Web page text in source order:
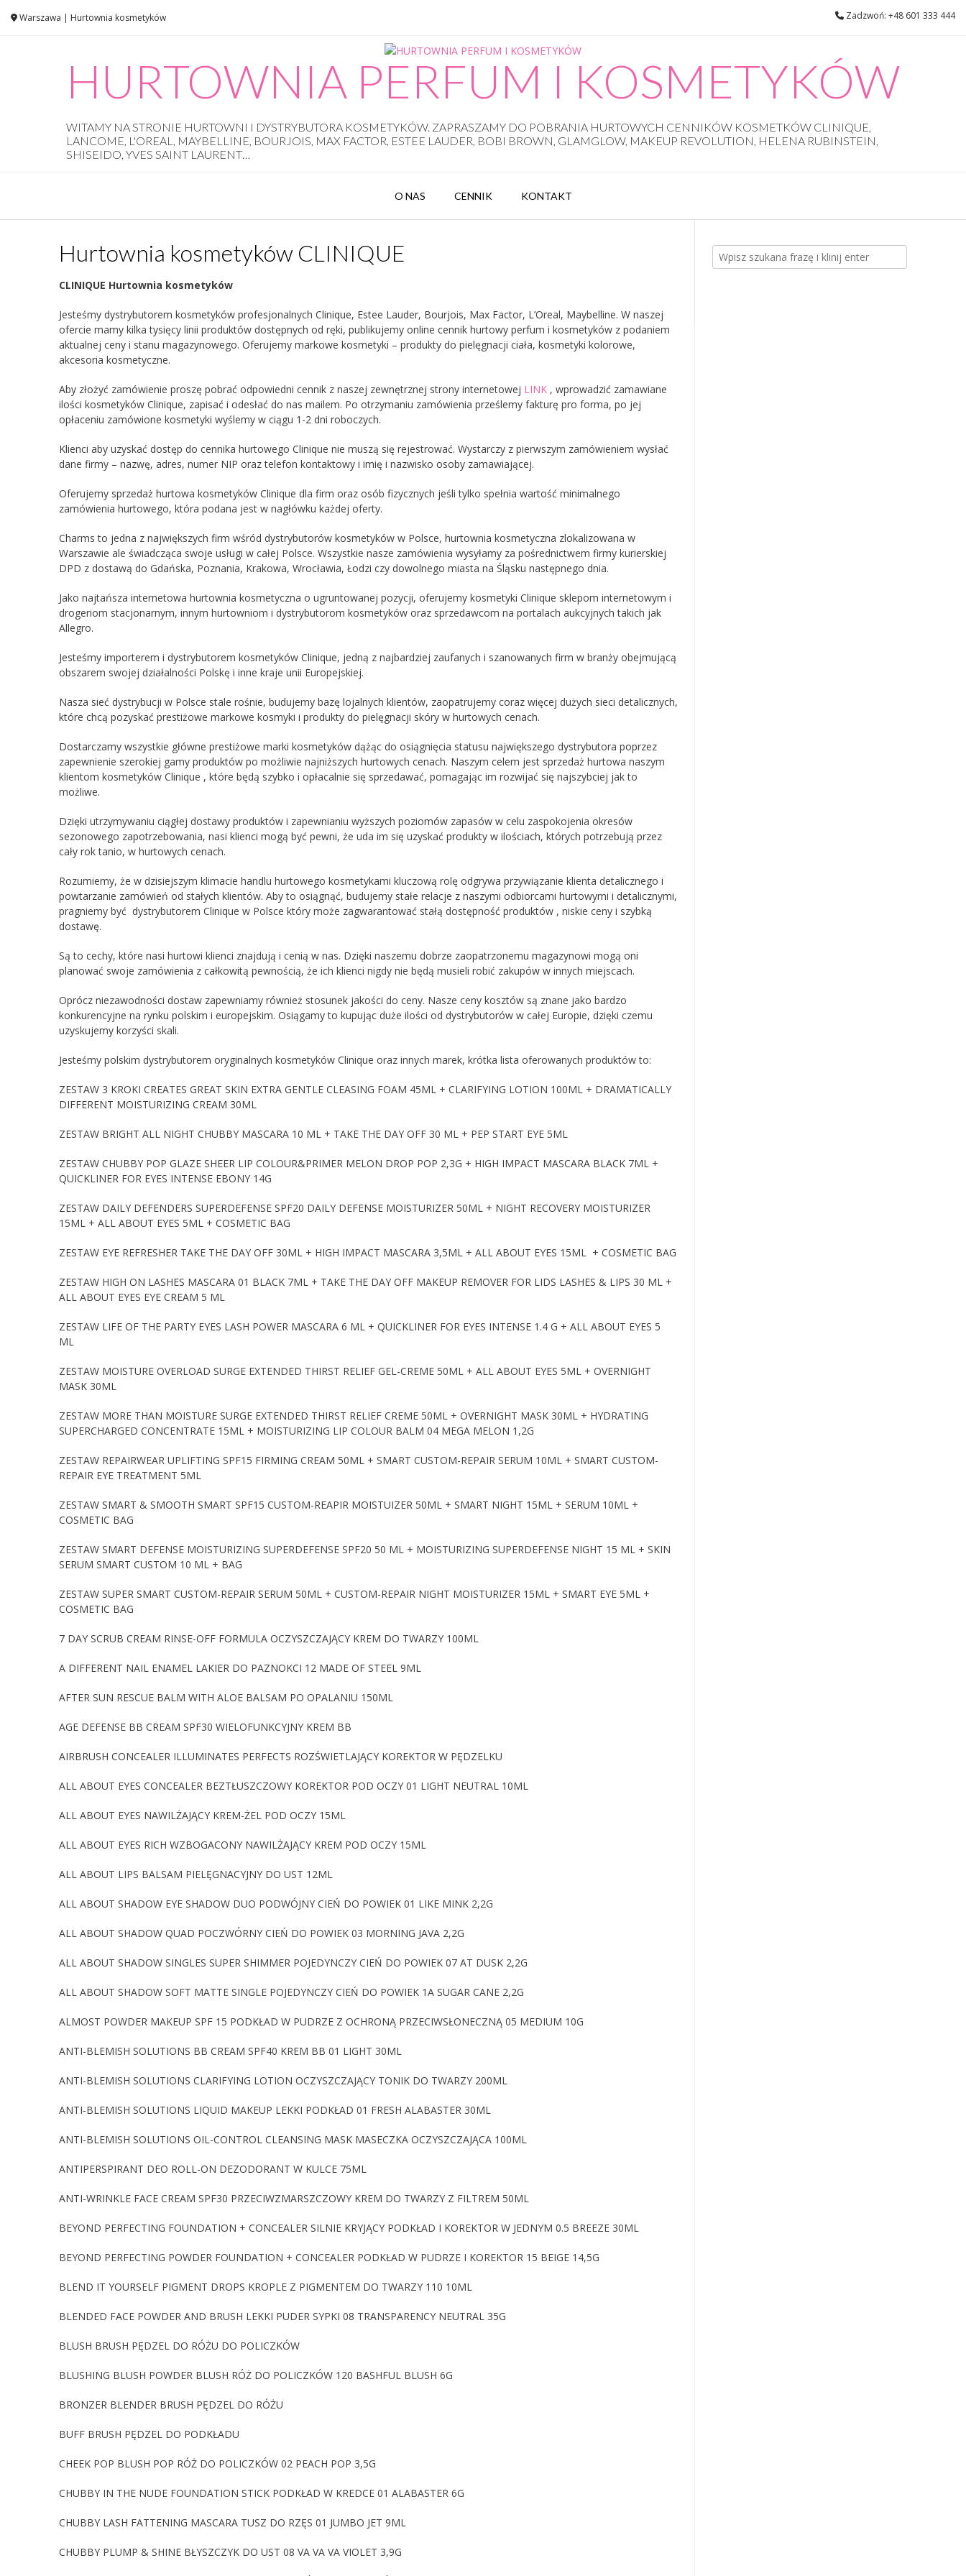
Warszawa | Hurtownia kosmetyków Zadzwoń: +48 601 333 444
HURTOWNIA PERFUM I KOSMETYKÓW
WITAMY NA STRONIE HURTOWNI I DYSTRYBUTORA KOSMETYKÓW. ZAPRASZAMY DO POBRANIA HURTOWYCH CENNIKÓW KOSMETKÓW CLINIQUE,
LANCOME, L'OREAL, MAYBELLINE, BOURJOIS, MAX FACTOR, ESTEE LAUDER, BOBI BROWN, GLAMGLOW, MAKEUP REVOLUTION, HELENA RUBINSTEIN,
SHISEIDO, YVES SAINT LAURENT…
O NAS CENNIK KONTAKT
Hurtownia kosmetyków CLINIQUE
CLINIQUE Hurtownia kosmetyków
Jesteśmy dystrybutorem kosmetyków profesjonalnych Clinique, Estee Lauder, Bourjois, Max Factor, L’Oreal, Maybelline. W naszej
ofercie mamy kilka tysięcy linii produktów dostępnych od ręki, publikujemy online cennik hurtowy perfum i kosmetyków z podaniem
aktualnej ceny i stanu magazynowego. Oferujemy markowe kosmetyki – produkty do pielęgnacji ciała, kosmetyki kolorowe,
akcesoria kosmetyczne.
Aby złożyć zamówienie proszę pobrać odpowiedni cennik z naszej zewnętrznej strony internetowej LINK , wprowadzić zamawiane
ilości kosmetyków Clinique, zapisać i odesłać do nas mailem. Po otrzymaniu zamówienia prześlemy fakturę pro forma, po jej
opłaceniu zamówione kosmetyki wyślemy w ciągu 1-2 dni roboczych.
Klienci aby uzyskać dostęp do cennika hurtowego Clinique nie muszą się rejestrować. Wystarczy z pierwszym zamówieniem wysłać
dane firmy – nazwę, adres, numer NIP oraz telefon kontaktowy i imię i nazwisko osoby zamawiającej.
Oferujemy sprzedaż hurtowa kosmetyków Clinique dla firm oraz osób fizycznych jeśli tylko spełnia wartość minimalnego
zamówienia hurtowego, która podana jest w nagłówku każdej oferty.
Charms to jedna z największych firm wśród dystrybutorów kosmetyków w Polsce, hurtownia kosmetyczna zlokalizowana w
Warszawie ale świadcząca swoje usługi w całej Polsce. Wszystkie nasze zamówienia wysyłamy za pośrednictwem firmy kurierskiej
DPD z dostawą do Gdańska, Poznania, Krakowa, Wrocławia, Łodzi czy dowolnego miasta na Śląsku następnego dnia.
Jako najtańsza internetowa hurtownia kosmetyczna o ugruntowanej pozycji, oferujemy kosmetyki Clinique sklepom internetowym i
drogeriom stacjonarnym, innym hurtowniom i dystrybutorom kosmetyków oraz sprzedawcom na portalach aukcyjnych takich jak
Allegro.
Jesteśmy importerem i dystrybutorem kosmetyków Clinique, jedną z najbardziej zaufanych i szanowanych firm w branży obejmującą
obszarem swojej działalności Polskę i inne kraje unii Europejskiej.
Nasza sieć dystrybucji w Polsce stale rośnie, budujemy bazę lojalnych klientów, zaopatrujemy coraz więcej dużych sieci detalicznych,
które chcą pozyskać prestiżowe markowe kosmyki i produkty do pielęgnacji skóry w hurtowych cenach.
Dostarczamy wszystkie główne prestiżowe marki kosmetyków dążąc do osiągnięcia statusu największego dystrybutora poprzez
zapewnienie szerokiej gamy produktów po możliwie najniższych hurtowych cenach. Naszym celem jest sprzedaż hurtowa naszym
klientom kosmetyków Clinique , które będą szybko i opłacalnie się sprzedawać, pomagając im rozwijać się najszybciej jak to
możliwe.
Dzięki utrzymywaniu ciągłej dostawy produktów i zapewnianiu wyższych poziomów zapasów w celu zaspokojenia okresów
sezonowego zapotrzebowania, nasi klienci mogą być pewni, że uda im się uzyskać produkty w ilościach, których potrzebują przez
cały rok tanio, w hurtowych cenach.
Rozumiemy, że w dzisiejszym klimacie handlu hurtowego kosmetykami kluczową rolę odgrywa przywiązanie klienta detalicznego i
powtarzanie zamówień od stałych klientów. Aby to osiągnąć, budujemy stałe relacje z naszymi odbiorcami hurtowymi i detalicznymi,
pragniemy być dystrybutorem Clinique w Polsce który może zagwarantować stałą dostępność produktów , niskie ceny i szybką
dostawę.
Są to cechy, które nasi hurtowi klienci znajdują i cenią w nas. Dzięki naszemu dobrze zaopatrzonemu magazynowi mogą oni
planować swoje zamówienia z całkowitą pewnością, że ich klienci nigdy nie będą musieli robić zakupów w innych miejscach.
Oprócz niezawodności dostaw zapewniamy również stosunek jakości do ceny. Nasze ceny kosztów są znane jako bardzo
konkurencyjne na rynku polskim i europejskim. Osiągamy to kupując duże ilości od dystrybutorów w całej Europie, dzięki czemu
uzyskujemy korzyści skali.
Jesteśmy polskim dystrybutorem oryginalnych kosmetyków Clinique oraz innych marek, krótka lista oferowanych produktów to:
ZESTAW 3 KROKI CREATES GREAT SKIN EXTRA GENTLE CLEASING FOAM 45ML + CLARIFYING LOTION 100ML + DRAMATICALLY
DIFFERENT MOISTURIZING CREAM 30ML
ZESTAW BRIGHT ALL NIGHT CHUBBY MASCARA 10 ML + TAKE THE DAY OFF 30 ML + PEP START EYE 5ML
ZESTAW CHUBBY POP GLAZE SHEER LIP COLOUR&PRIMER MELON DROP POP 2,3G + HIGH IMPACT MASCARA BLACK 7ML +
QUICKLINER FOR EYES INTENSE EBONY 14G
ZESTAW DAILY DEFENDERS SUPERDEFENSE SPF20 DAILY DEFENSE MOISTURIZER 50ML + NIGHT RECOVERY MOISTURIZER
15ML + ALL ABOUT EYES 5ML + COSMETIC BAG
ZESTAW EYE REFRESHER TAKE THE DAY OFF 30ML + HIGH IMPACT MASCARA 3,5ML + ALL ABOUT EYES 15ML + COSMETIC BAG
ZESTAW HIGH ON LASHES MASCARA 01 BLACK 7ML + TAKE THE DAY OFF MAKEUP REMOVER FOR LIDS LASHES & LIPS 30 ML +
ALL ABOUT EYES EYE CREAM 5 ML
ZESTAW LIFE OF THE PARTY EYES LASH POWER MASCARA 6 ML + QUICKLINER FOR EYES INTENSE 1.4 G + ALL ABOUT EYES 5
ML
ZESTAW MOISTURE OVERLOAD SURGE EXTENDED THIRST RELIEF GEL-CREME 50ML + ALL ABOUT EYES 5ML + OVERNIGHT
MASK 30ML
ZESTAW MORE THAN MOISTURE SURGE EXTENDED THIRST RELIEF CREME 50ML + OVERNIGHT MASK 30ML + HYDRATING
SUPERCHARGED CONCENTRATE 15ML + MOISTURIZING LIP COLOUR BALM 04 MEGA MELON 1,2G
ZESTAW REPAIRWEAR UPLIFTING SPF15 FIRMING CREAM 50ML + SMART CUSTOM-REPAIR SERUM 10ML + SMART CUSTOM-
REPAIR EYE TREATMENT 5ML
ZESTAW SMART & SMOOTH SMART SPF15 CUSTOM-REAPIR MOISTUIZER 50ML + SMART NIGHT 15ML + SERUM 10ML +
COSMETIC BAG
ZESTAW SMART DEFENSE MOISTURIZING SUPERDEFENSE SPF20 50 ML + MOISTURIZING SUPERDEFENSE NIGHT 15 ML + SKIN
SERUM SMART CUSTOM 10 ML + BAG
ZESTAW SUPER SMART CUSTOM-REPAIR SERUM 50ML + CUSTOM-REPAIR NIGHT MOISTURIZER 15ML + SMART EYE 5ML +
COSMETIC BAG
7 DAY SCRUB CREAM RINSE-OFF FORMULA OCZYSZCZAJĄCY KREM DO TWARZY 100ML
A DIFFERENT NAIL ENAMEL LAKIER DO PAZNOKCI 12 MADE OF STEEL 9ML
AFTER SUN RESCUE BALM WITH ALOE BALSAM PO OPALANIU 150ML
AGE DEFENSE BB CREAM SPF30 WIELOFUNKCYJNY KREM BB
AIRBRUSH CONCEALER ILLUMINATES PERFECTS ROZŚWIETLAJĄCY KOREKTOR W PĘDZELKU
ALL ABOUT EYES CONCEALER BEZTŁUSZCZOWY KOREKTOR POD OCZY 01 LIGHT NEUTRAL 10ML
ALL ABOUT EYES NAWILŻAJĄCY KREM-ŻEL POD OCZY 15ML
ALL ABOUT EYES RICH WZBOGACONY NAWILŻAJĄCY KREM POD OCZY 15ML
ALL ABOUT LIPS BALSAM PIELĘGNACYJNY DO UST 12ML
ALL ABOUT SHADOW EYE SHADOW DUO PODWÓJNY CIEŃ DO POWIEK 01 LIKE MINK 2,2G
ALL ABOUT SHADOW QUAD POCZWÓRNY CIEŃ DO POWIEK 03 MORNING JAVA 2,2G
ALL ABOUT SHADOW SINGLES SUPER SHIMMER POJEDYNCZY CIEŃ DO POWIEK 07 AT DUSK 2,2G
ALL ABOUT SHADOW SOFT MATTE SINGLE POJEDYNCZY CIEŃ DO POWIEK 1A SUGAR CANE 2,2G
ALMOST POWDER MAKEUP SPF 15 PODKŁAD W PUDRZE Z OCHRONĄ PRZECIWSŁONECZNĄ 05 MEDIUM 10G
ANTI-BLEMISH SOLUTIONS BB CREAM SPF40 KREM BB 01 LIGHT 30ML
ANTI-BLEMISH SOLUTIONS CLARIFYING LOTION OCZYSZCZAJĄCY TONIK DO TWARZY 200ML
ANTI-BLEMISH SOLUTIONS LIQUID MAKEUP LEKKI PODKŁAD 01 FRESH ALABASTER 30ML
ANTI-BLEMISH SOLUTIONS OIL-CONTROL CLEANSING MASK MASECZKA OCZYSZCZAJĄCA 100ML
ANTIPERSPIRANT DEO ROLL-ON DEZODORANT W KULCE 75ML
ANTI-WRINKLE FACE CREAM SPF30 PRZECIWZMARSZCZOWY KREM DO TWARZY Z FILTREM 50ML
BEYOND PERFECTING FOUNDATION + CONCEALER SILNIE KRYJĄCY PODKŁAD I KOREKTOR W JEDNYM 0.5 BREEZE 30ML
BEYOND PERFECTING POWDER FOUNDATION + CONCEALER PODKŁAD W PUDRZE I KOREKTOR 15 BEIGE 14,5G
BLEND IT YOURSELF PIGMENT DROPS KROPLE Z PIGMENTEM DO TWARZY 110 10ML
BLENDED FACE POWDER AND BRUSH LEKKI PUDER SYPKI 08 TRANSPARENCY NEUTRAL 35G
BLUSH BRUSH PĘDZEL DO RÓŻU DO POLICZKÓW
BLUSHING BLUSH POWDER BLUSH RÓŻ DO POLICZKÓW 120 BASHFUL BLUSH 6G
BRONZER BLENDER BRUSH PĘDZEL DO RÓŻU
BUFF BRUSH PĘDZEL DO PODKŁADU
CHEEK POP BLUSH POP RÓŻ DO POLICZKÓW 02 PEACH POP 3,5G
CHUBBY IN THE NUDE FOUNDATION STICK PODKŁAD W KREDCE 01 ALABASTER 6G
CHUBBY LASH FATTENING MASCARA TUSZ DO RZĘS 01 JUMBO JET 9ML
CHUBBY PLUMP & SHINE BŁYSZCZYK DO UST 08 VA VA VA VIOLET 3,9G